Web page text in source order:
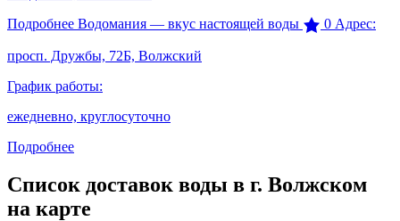
Подробнее Водомания — вкус настоящей воды 0 Адрес:
просп. Дружбы, 72Б, Волжский
График работы:
ежедневно, круглосуточно
Подробнее
Список доставок воды в г. Волжском
на карте